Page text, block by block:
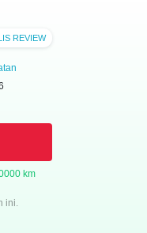
REVIEW
km
ini.